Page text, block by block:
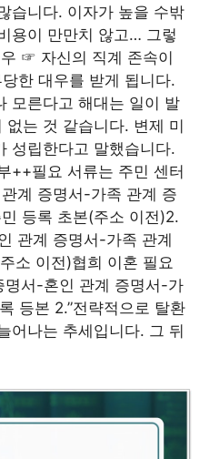
습니다. 이자가 높을 수밖
용이 만만치 않고… 그렇
☞ 자신의 직계 존속이
한 대우를 받게 됩니다.
모른다고 해대는 일이 발
는 것 같습니다. 변제 미
성립한다고 말했습니다.
++필요 서류는 주민 센터
계 증명서-가족 관계 증
등록 초본(주소 이전)2.
관계 증명서-가족 관계
소 이전)협희 이혼 필요
명서-혼인 관계 증명서-가
등본 2.”전략적으로 탈환
어나는 추세입니다. 그 뒤